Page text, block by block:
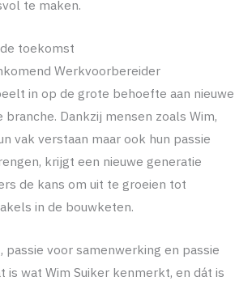
te maken.
toekomst
Werkvoorbereider
in op de grote behoefte aan nieuwe
branche. Dankzij mensen zoals Wim,
vak verstaan maar ook hun passie
krijgt een nieuwe generatie
de kans om uit te groeien tot
in de bouwketen.
passie voor samenwerking en passie
is wat Wim Suiker kenmerkt, en dát is